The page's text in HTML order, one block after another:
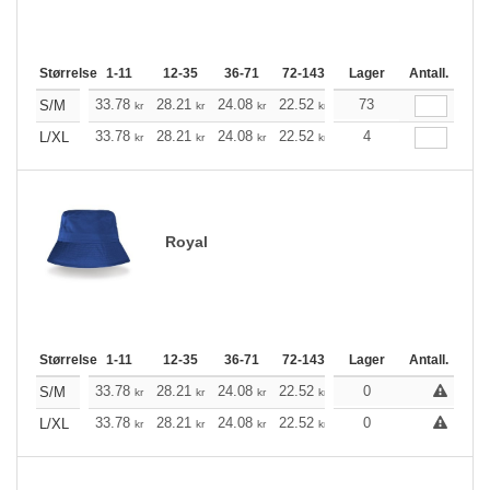
Størrelse 1-11 12-35 36-71 72-143 144-287 288 +
Lager Antall.
S/M 33.78 kr 28.21 kr 24.08 kr 22.52 kr 21.41
73
L/XL
33.78 kr 28.21 kr 24.08 kr 22.52 kr 21.41
4
Royal
Størrelse 1-11 12-35 36-71 72-143 144-287 288 +
Lager Antall.
S/M 33.78 kr 28.21 kr 24.08 kr 22.52 kr 21.41 21.19kr
0
L/XL
33.78 kr 28.21 kr 24.08 kr 22.52 kr 21.41 21.19kr
0